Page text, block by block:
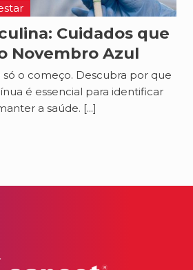
Cuidados que
Novembro Azul
o começo. Descubra por que
é essencial para identificar
a saúde. [...]